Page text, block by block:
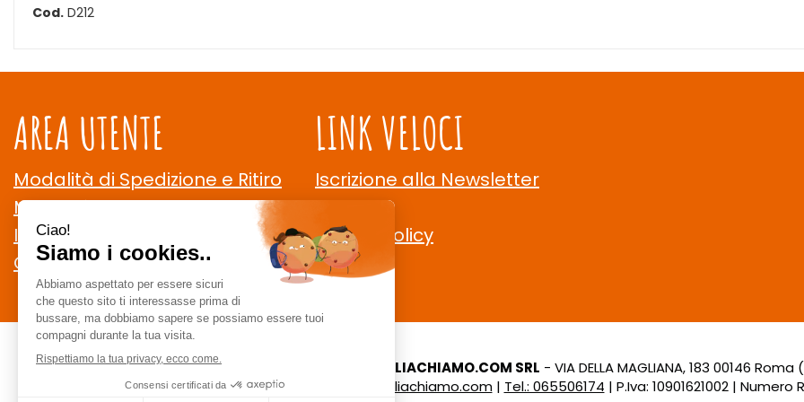
Cod. D212
AREA UTENTE
Modalità di Spedizione e Ritiro
Modalità di Pagamento
Informativa Privacy
Condizioni di Vendita
LINK VELOCI
Iscrizione alla Newsletter
Contatti
Cookie Policy
CELIACHIAMO.COM SRL - VIA DELLA MAGLIANA, 183 00146 Roma
staff @ celiachiamo.com| Tel.: 065506174 | P.Iva: 10901621002 | Numero